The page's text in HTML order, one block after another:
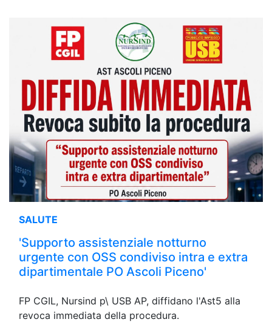
SALUTE
'Supporto assistenziale notturno
urgente con OSS condiviso intra e extra
dipartimentale PO Ascoli Piceno'
FP CGIL, Nursind p\ USB AP, diffidano l'Ast5 alla
revoca immediata della procedura.